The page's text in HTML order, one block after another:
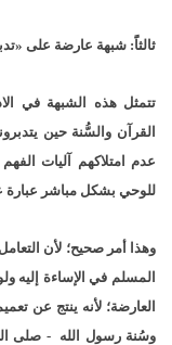
ثالثاًَ: شبهة عارضة على
تتمثل هذه الشبهة في
القرآن والسُّنة حين
عدم امتلاكهم آليات
للوحي بشكل مباشر
وهذا أمر صحيح؛ لأن
المسلم في الإساءة إليه
العارضة؛ لأنه ينتج عن
وسُنة رسول الله - صلى